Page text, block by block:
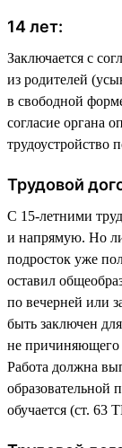
14 лет:
Заключается с
из родителей
в свободной
согласие органа
трудоустройство
Трудовой
С 15-летними
и напрямую. Но
подросток уже
оставил
по вечерней или
быть заключен
не причиняющего
Работа должна
образовательной
обучается (ст. 63